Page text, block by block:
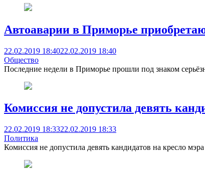
Автоаварии в Приморье
22.02.2019 18:4022.02.2019 18:40
Общество
Последние недели в Приморье прошли под знаком
Комиссия не допустила девять
22.02.2019 18:3322.02.2019 18:33
Политика
Комиссия не допустила девять кандидатов на кресло